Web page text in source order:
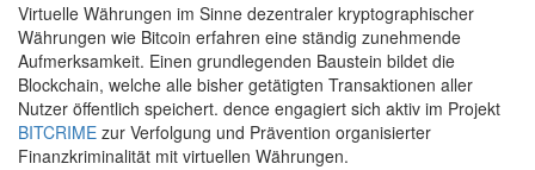
Virtuelle Währungen im Sinne dezentraler kryptographischer
Währungen wie Bitcoin erfahren eine ständig zunehmende
Aufmerksamkeit. Einen grundlegenden Baustein bildet die
Blockchain, welche alle bisher getätigten Transaktionen aller
Nutzer öffentlich speichert. dence engagiert sich aktiv im Projekt
BITCRIME zur Verfolgung und Prävention organisierter
Finanzkriminalität mit virtuellen Währungen.